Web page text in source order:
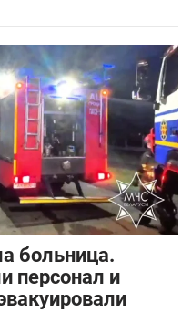
больница.
персонал и